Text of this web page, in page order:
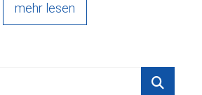
mehr lesen